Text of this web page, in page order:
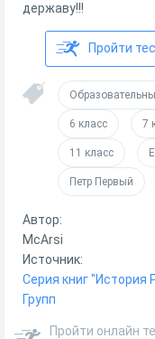
державу!!!
Пройти
6 класс 7
11 класс
Петр Первый
Автор:
McArsi
Источник:
Серия книг "История
Групп
Пройти онлайн